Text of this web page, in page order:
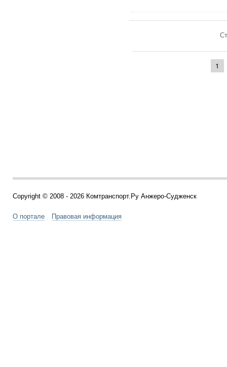
1
Copyright © 2008 - 2026 Комтранспорт.Ру Анжеро-Судженск
О портале Правовая информация